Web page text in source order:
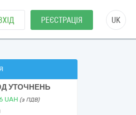
РЕЄСТРАЦІЯ UK
УТОЧНЕНЬ
UAH (з ПДВ)